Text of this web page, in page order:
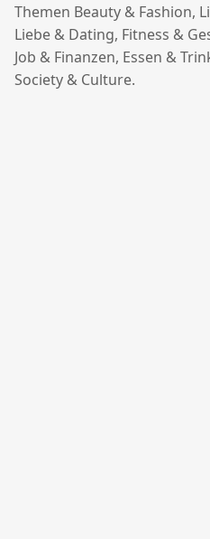
Themen Beauty & Fashion,
Liebe & Dating, Fitness &
Job & Finanzen, Essen &
Society & Culture.